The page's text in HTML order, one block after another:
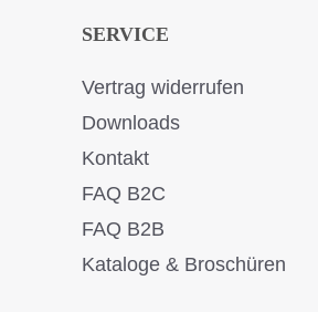
SERVICE
Vertrag widerrufen
Downloads
Kontakt
FAQ B2C
FAQ B2B
Kataloge & Broschüren